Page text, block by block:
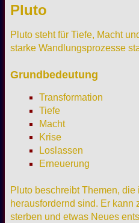
Pluto
Pluto steht für Tiefe, Macht
starke Wandlungsprozesse
Grundbedeutung
Transformation
Tiefe
Macht
Krise
Loslassen
Erneuerung
Pluto beschreibt Themen, die
herausfordernd sind. Er kann
sterben und etwas Neues